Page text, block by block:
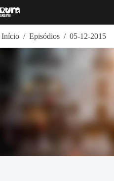
para
Início / Episódios / 05-12-2015